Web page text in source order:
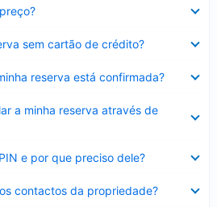
sem cartão de crédito?
reserva está confirmada?
a minha reserva através de
e por que preciso dele?
contactos da propriedade?